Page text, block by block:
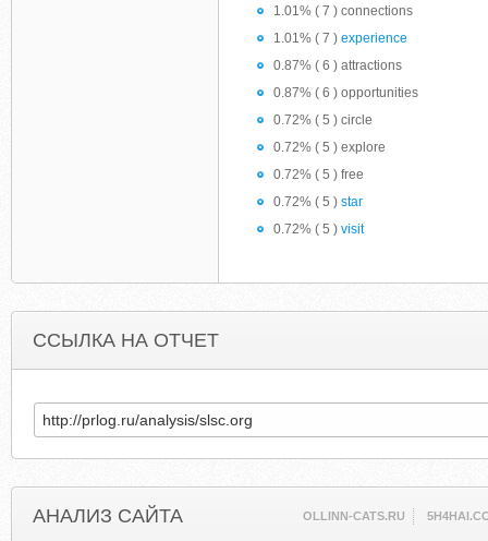
1.01% ( 7 ) connections
1.01% ( 7 ) experience
0.87% ( 6 ) attractions
0.87% ( 6 ) opportunities
0.72% ( 5 ) circle
0.72% ( 5 ) explore
0.72% ( 5 ) free
0.72% ( 5 ) star
0.72% ( 5 ) visit
ССЫЛКА НА ОТЧЕТ
АНАЛИЗ САЙТА OLLINN-CATS.RU